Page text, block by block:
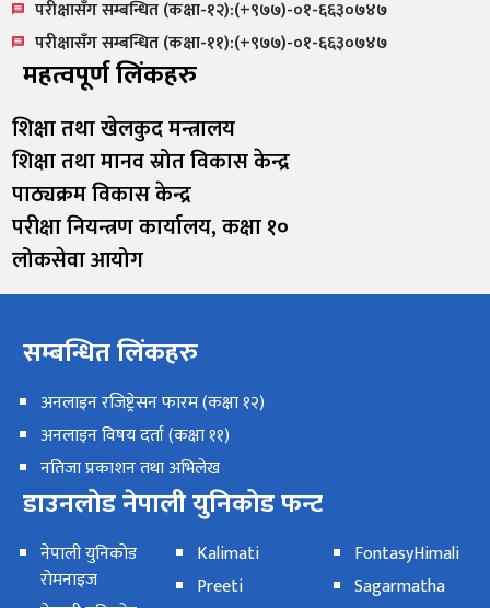
परीक्षासँग सम्बन्धित (कक्षा-१२):(+९७७)-०१-६६३०७४७
परीक्षासँग सम्बन्धित (कक्षा-११):(+९७७)-०१-६६३०७४७
महत्वपूर्ण लिंकहरु
शिक्षा तथा खेलकुद मन्त्रालय
शिक्षा तथा मानव स्रोत विकास केन्द्र
पाठ्यक्रम विकास केन्द्र
परीक्षा नियन्त्रण कार्यालय, कक्षा १०
लोकसेवा आयोग
सम्बन्धित लिंकहरु
अनलाइन रजिष्ट्रेसन फारम (कक्षा १२)
अनलाइन विषय दर्ता (कक्षा ११)
नतिजा प्रकाशन तथा अभिलेख
डाउनलोड नेपाली युनिकोड फन्ट
नेपाली युनिकोड
रोमनाइज
Kalimati
Preeti
FontasyHimali
Sagarmatha